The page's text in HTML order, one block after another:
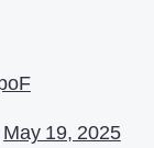
May 19, 2025